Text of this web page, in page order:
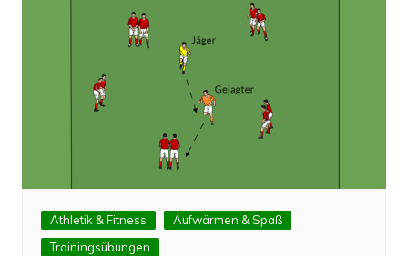
Athletik & Fitness
Aufwärmen & Spaß
Trainingsübungen